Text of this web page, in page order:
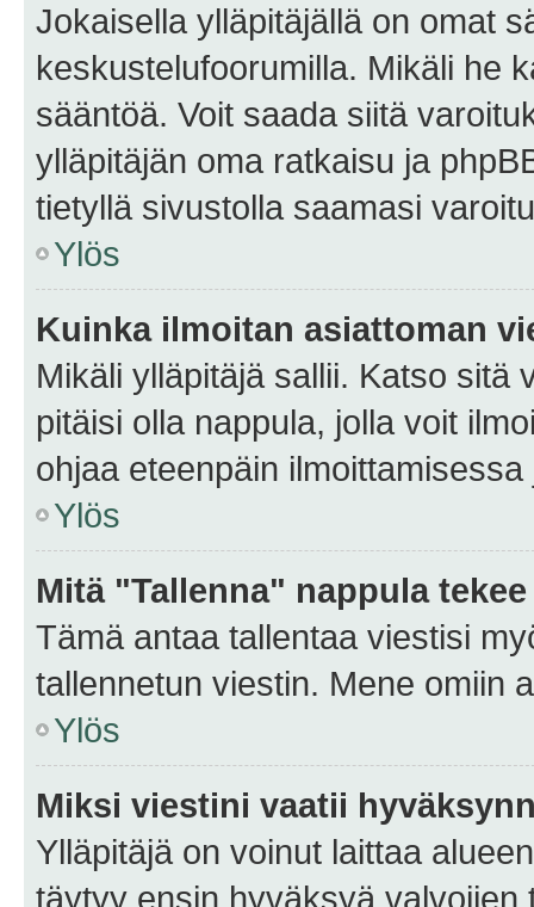
Jokaisella ylläpitäjällä on omat
keskustelufoorumilla. Mikäli he
sääntöä. Voit saada siitä
ylläpitäjän oma ratkaisu ja
tietyllä sivustolla saamasi
Ylös
Kuinka ilmoitan asiattoman
Mikäli ylläpitäjä sallii. Katso sitä
pitäisi olla nappula, jolla voit
ohjaa eteenpäin
Ylös
Mitä "Tallenna" nappula
Tämä antaa tallentaa viestisi
tallennetun viestin. Mene omiin
Ylös
Miksi viestini vaatii
Ylläpitäjä on voinut laittaa
täytyy ensin hyväksyä